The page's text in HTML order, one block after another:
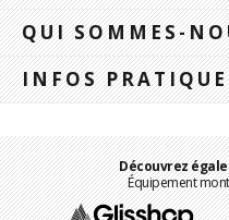
QUI SOMMES-
INFOS
Découvrez
Équipement